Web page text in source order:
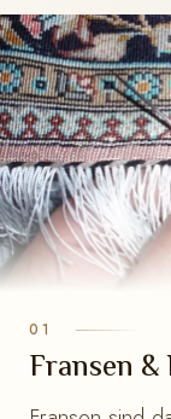
Fransen